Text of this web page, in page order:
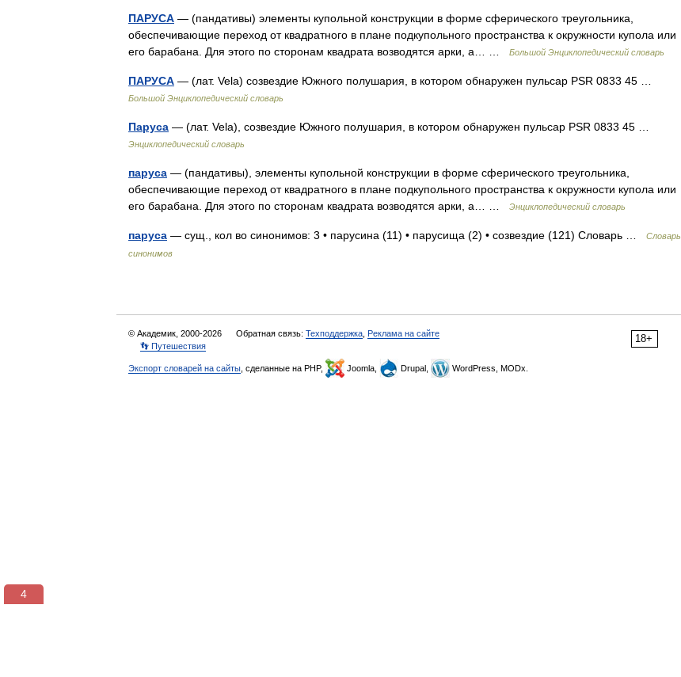
ПАРУСА — (пандативы) элементы купольной конструкции в форме сферического треугольника,
обеспечивающие переход от квадратного в плане подкупольного пространства к окружности купола или
его барабана. Для этого по сторонам квадрата возводятся арки, а… …
Большой Энциклопедический словарь
ПАРУСА — (лат. Vela) созвездие Южного полушария, в котором обнаружен пульсар PSR 0833 45 …
Большой Энциклопедический словарь
Паруса — (лат. Vela), созвездие Южного полушария, в котором обнаружен пульсар PSR 0833 45 …
Энциклопедический словарь
паруса — (пандативы), элементы купольной конструкции в форме сферического треугольника,
обеспечивающие переход от квадратного в плане подкупольного пространства к окружности купола или
его барабана. Для этого по сторонам квадрата возводятся арки, а… …
Энциклопедический словарь
паруса — сущ., кол во синонимов: 3 • парусина (11) • парусища (2) • созвездие (121) Словарь …
Словарь
синонимов
18+
© Академик, 2000-2026 Обратная связь: Техподдержка Реклама на сайте
👣 Путешествия
Экспорт словарей на сайты , сделанные на PHP, Joomla, Drupal, WordPress, MODx.
3